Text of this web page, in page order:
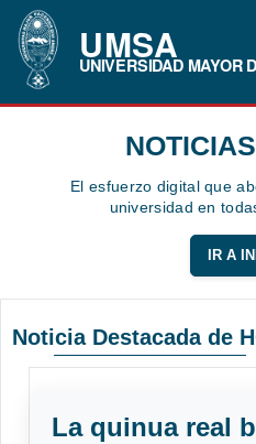
UMSA
UNIVERSIDAD MAYOR
El esfuerzo digital que
universidad en
IR A
Noticia Destacada de
La quinua real